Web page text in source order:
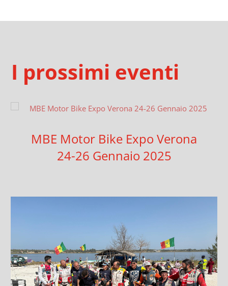
I prossimi eventi
MBE Motor Bike Expo Verona
24-26 Gennaio 2025